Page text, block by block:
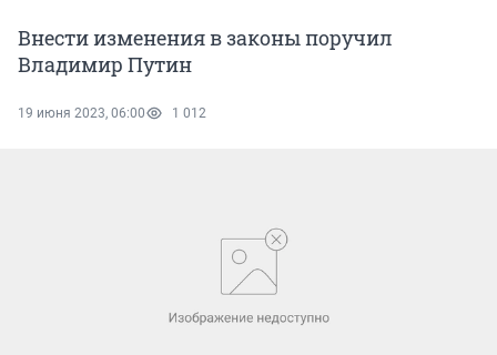
Внести изменения в законы поручил
Владимир Путин
19 июня 2023, 06:00 1 012